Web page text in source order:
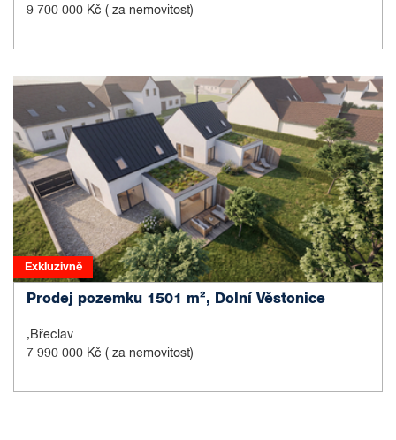
9 700 000 Kč ( za nemovitost)
Exkluzivně
Prodej pozemku 1501 m², Dolní Věstonice
,Břeclav
7 990 000 Kč ( za nemovitost)